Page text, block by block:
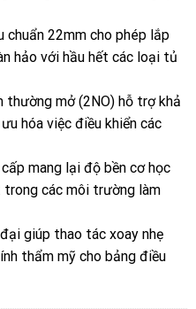
22mm cho phép lắp
hảo với hầu hết các loại tủ
mở (2NO) hỗ trợ khả
hóa việc điều khiển các
mang lại độ bền cơ học
trong các môi trường làm
giúp thao tác xoay nhẹ
thẩm mỹ cho bảng điều